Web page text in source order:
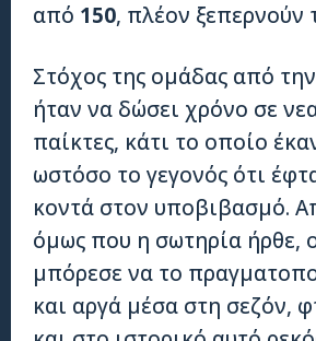
από 150, πλέον ξεπερνούν
Στόχος της ομάδας από
ήταν να δώσει χρόνο σε
παίκτες, κάτι το οποίο
ωστόσο το γεγονός ότι
κοντά στον υποβιβασμό.
όμως που η σωτηρία ήρθε,
μπόρεσε να το
και αργά μέσα στη σεζόν,